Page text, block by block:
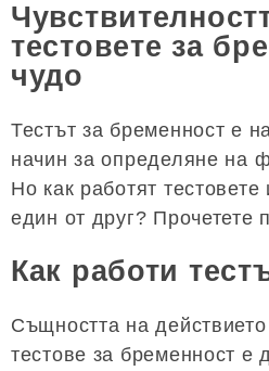
тестовете за
чудо
Тестът за бременност е
начин за определяне на
Но как работят
един от друг? Прочетете
Как работи
Същността на
тестове за бременност е